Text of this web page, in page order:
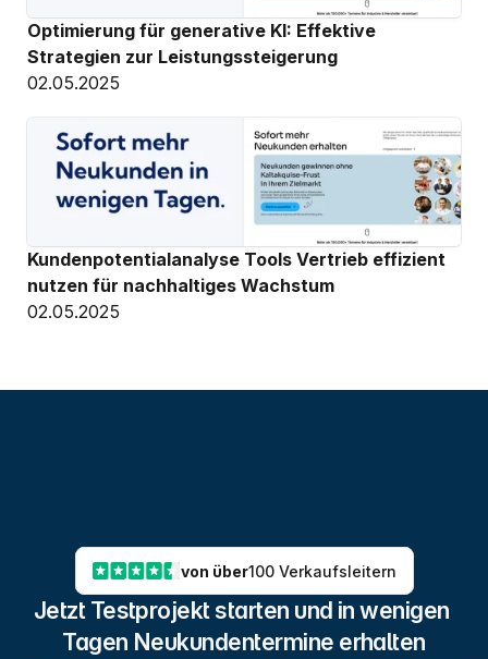
Optimierung für generative KI: Effektive
Strategien zur Leistungssteigerung
02.05.2025
Kundenpotentialanalyse Tools Vertrieb effizient
nutzen für nachhaltiges Wachstum
02.05.2025
von über100 Verkaufsleitern
Jetzt Testprojekt starten und in wenigen
Tagen Neukundentermine erhalten